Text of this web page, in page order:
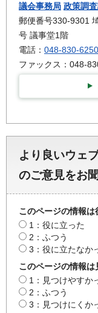
議会事務局 政策調
郵便番号330-9301
号 議事堂1階
電話： 048-830-6250
ファックス：048-
より良いウェ
のご意見をお
このページの情報は
1：役に立った
2：ふつう
3：役に立たなか
このページの情報は
1：見つけやすか
2：ふつう
3：見つけにくか